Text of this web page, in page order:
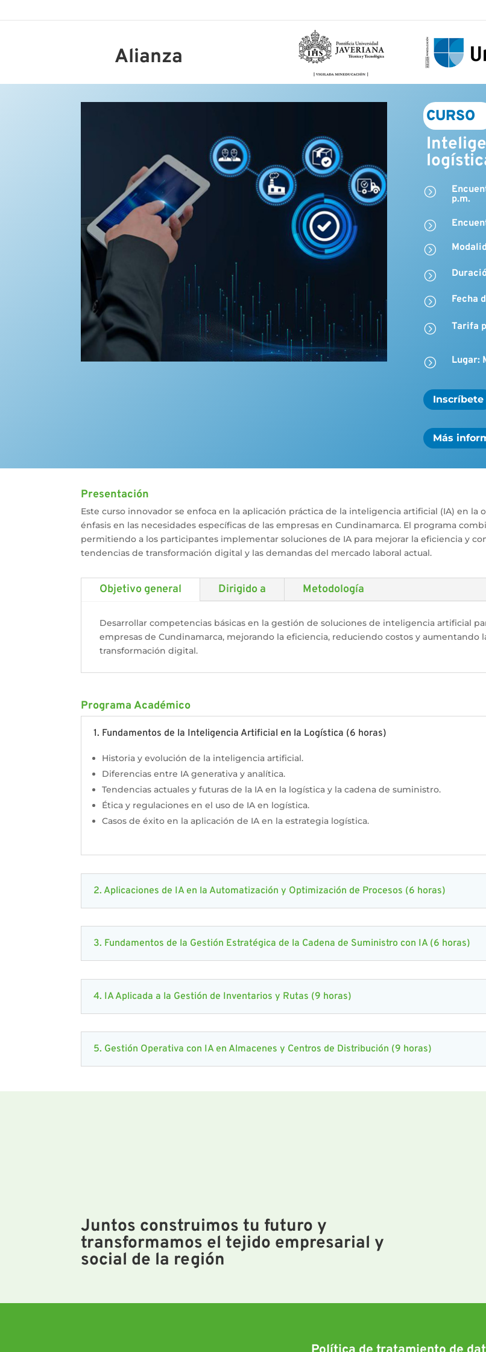
Alianza
CURSO
=
p.m.
=
=
=
= Fecha
= Tarifa
= Lugar:
Inscríbete
Más
Presentación
Este curso innovador se enfoca en la aplicación práctica de la inteligencia artificial (IA) en
énfasis en las necesidades específicas de las empresas en Cundinamarca. El programa
permitiendo a los participantes implementar soluciones de IA para mejorar la eficiencia y
tendencias de transformación digital y las demandas del mercado laboral actual.
Objetivo general Dirigido a Metodología
Desarrollar competencias básicas en la gestión de soluciones de inteligencia artificial
empresas de Cundinamarca, mejorando la eficiencia, reduciendo costos y
transformación digital.
Programa Académico
1. Fundamentos de la Inteligencia Artificial en la Logística (6 horas)
Historia y evolución de la inteligencia artificial.
Diferencias entre IA generativa y analítica.
Tendencias actuales y futuras de la IA en la logística y la cadena de suministro.
Ética y regulaciones en el uso de IA en logística.
Casos de éxito en la aplicación de IA en la estrategia logística.
2. Aplicaciones de IA en la Automatización y Optimización de Procesos (6 horas)
3. Fundamentos de la Gestión Estratégica de la Cadena de Suministro con IA (6 horas)
4. IA Aplicada a la Gestión de Inventarios y Rutas (9 horas)
5. Gestión Operativa con IA en Almacenes y Centros de Distribución (9 horas)
Juntos construimos tu futuro y
transformamos el tejido empresarial y
social de la región